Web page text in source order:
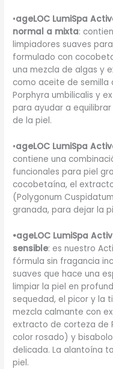
•ageLOC LumiSpa
normal a mixta:
limpiadores suaves
formulado con
una mezcla de algas y
como aceite de semilla
Porphyra umbilicalis y
para ayudar a
de la piel.
•ageLOC LumiSpa
contiene una
funcionales para piel
cocobetaína, el
(Polygonum
granada, para dejar la
•ageLOC LumiSpa
sensible: es nuestro
fórmula sin fragancia
suaves que hace una
limpiar la piel en
sequedad, el picor y la
mezcla calmante con
extracto de corteza de
color rosado) y
delicada. La alantoína
piel.